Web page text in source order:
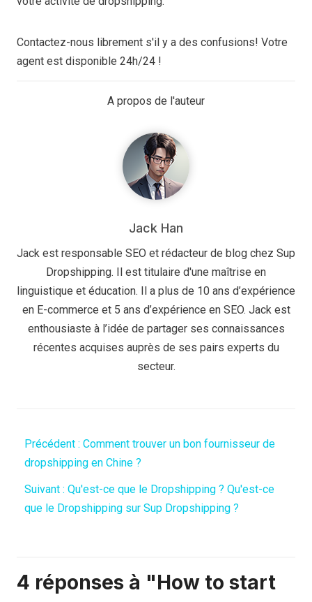
Contactez-nous librement s'il y a des confusions! Votre
agent est disponible 24h/24 !
A propos de l'auteur
Jack Han
Jack est responsable SEO et rédacteur de blog chez Sup
Dropshipping. Il est titulaire d'une maîtrise en
linguistique et éducation. Il a plus de 10 ans d’expérience
en E-commerce et 5 ans d’expérience en SEO. Jack est
enthousiaste à l’idée de partager ses connaissances
récentes acquises auprès de ses pairs experts du
secteur.
Précédent : Comment trouver un bon fournisseur de
dropshipping en Chine ?
Suivant : Qu'est-ce que le Dropshipping ? Qu'est-ce
que le Dropshipping sur Sup Dropshipping ?
4 réponses à "How to start